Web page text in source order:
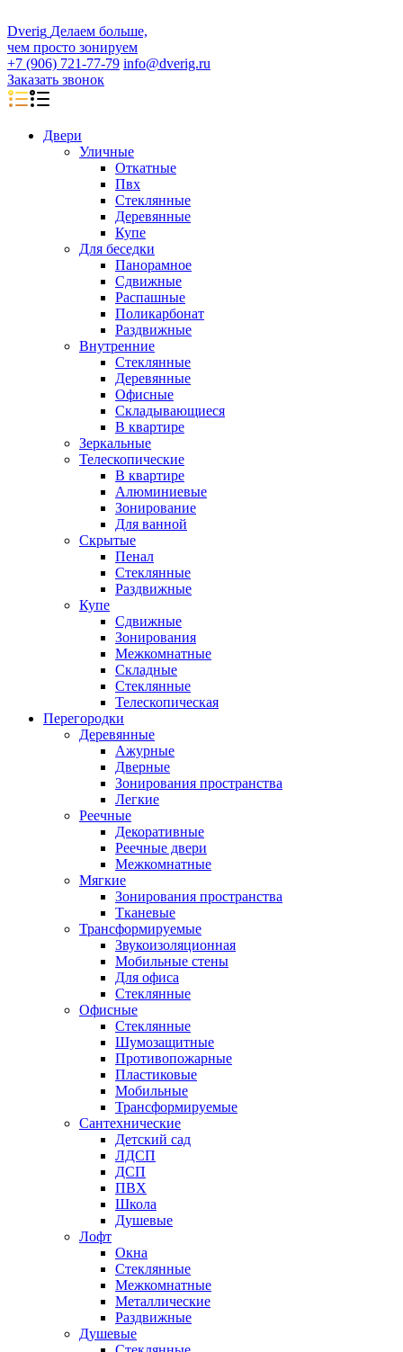
Dverig Делаем больше,
чем просто зонируем
+7 (906) 721-77-79 info@dverig.ru
Заказать звонок
Двери
Уличные
Откатные
Пвх
Стеклянные
Деревянные
Купе
Для беседки
Панорамное
Сдвижные
Распашные
Поликарбонат
Раздвижные
Внутренние
Стеклянные
Деревянные
Офисные
Складывающиеся
В квартире
Зеркальные
Телескопические
В квартире
Алюминиевые
Зонирование
Для ванной
Скрытые
Пенал
Стеклянные
Раздвижные
Купе
Сдвижные
Зонирования
Межкомнатные
Складные
Стеклянные
Телескопическая
Перегородки
Деревянные
Ажурные
Дверные
Зонирования пространства
Легкие
Реечные
Декоративные
Реечные двери
Межкомнатные
Мягкие
Зонирования пространства
Тканевые
Трансформируемые
Звукоизоляционная
Мобильные стены
Для офиса
Стеклянные
Офисные
Стеклянные
Шумозащитные
Противопожарные
Пластиковые
Мобильные
Трансформируемые
Сантехнические
Детский сад
ЛДСП
ДСП
ПВХ
Школа
Душевые
Лофт
Окна
Стеклянные
Межкомнатные
Металлические
Раздвижные
Душевые